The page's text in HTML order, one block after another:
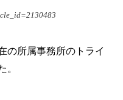
の所属事務所のトライ
。